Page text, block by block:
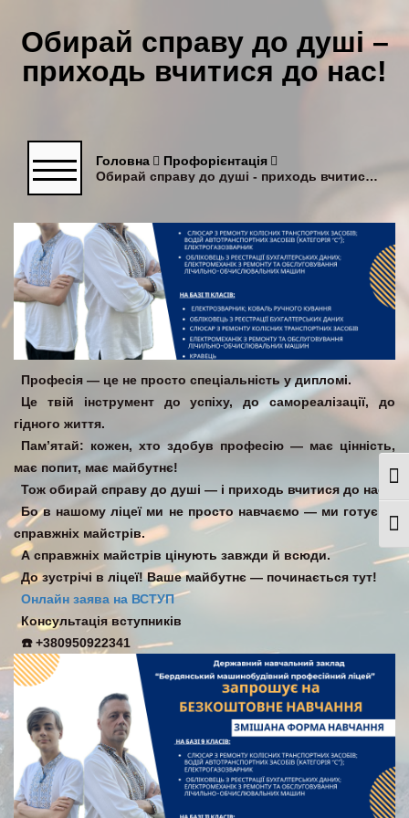
Обирай справу до душі –
приходь вчитися до нас!
Головна
Профорієнтація
Обирай справу до душі - приходь вчитися до нас!
Професія — це не просто спеціальність у дипломі.
Це твій інструмент до успіху, до самореалізації, до
гідного життя.
Пам’ятай: кожен, хто здобув професію — має цінність,
має попит, має майбутнє!
Тож обирай справу до душі — і приходь вчитися до нас!
Бо в нашому ліцеї ми не просто навчаємо — ми готуємо
справжніх майстрів.
А справжніх майстрів цінують завжди й всюди.
До зустрічі в ліцеї! Ваше майбутнє — починається тут!
Онлайн заява на ВСТУП
Консультація вступників
☎️ +380950922341